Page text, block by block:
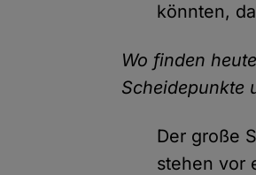
könnten,
Wo finden
Scheidepunkte
Der große
stehen vor